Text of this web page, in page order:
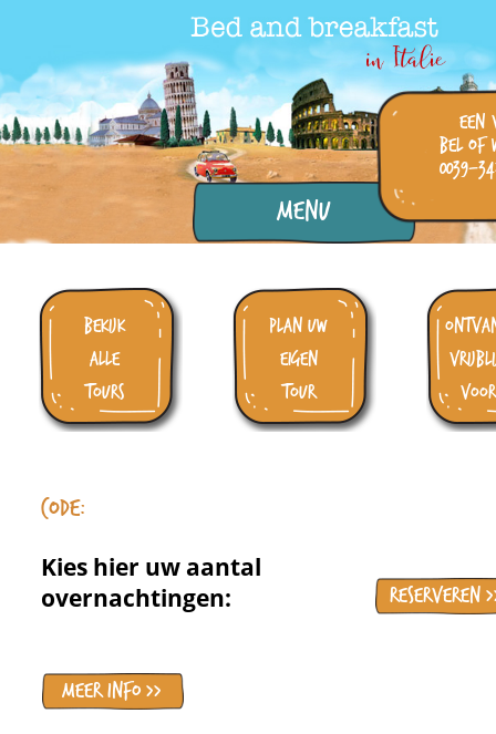
een
bel of
0039-
Menu
bekijk
alle
tours
plan uw
eigen
tour
Code:
Reserveren
Kies hier uw aantal
overnachtingen:
Meer info >>